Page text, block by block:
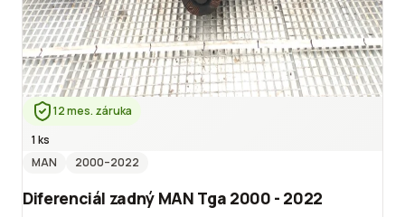
12 mes. záruka
1 ks
MAN
2000–2022
Diferenciál zadný MAN Tga 2000 - 2022